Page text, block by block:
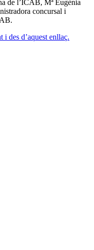
de l’ICAB, Mª Eugènia
concursal i
i des d’aquest enllaç.